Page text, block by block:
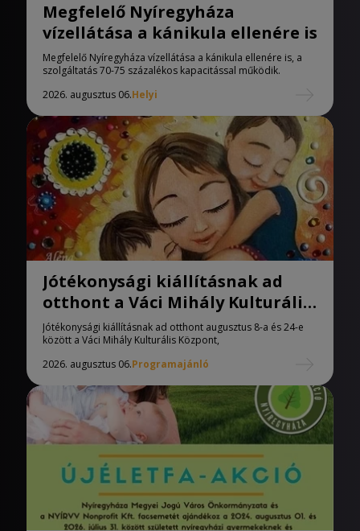
Megfelelő Nyíregyháza
vízellátása a kánikula ellenére is
Megfelelő Nyíregyháza vízellátása a kánikula ellenére is, a
szolgáltatás 70-75 százalékos kapacitással működik.
2026. augusztus 06.Helyi
Jótékonysági kiállításnak ad
otthont a Váci Mihály Kulturális
Központ
Jótékonysági kiállításnak ad otthont augusztus 8-a és 24-e
között a Váci Mihály Kulturális Központ,
2026. augusztus 06.Programajánló